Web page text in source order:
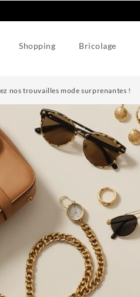
Shopping Bricolage
nos trouvailles mode surprenantes !